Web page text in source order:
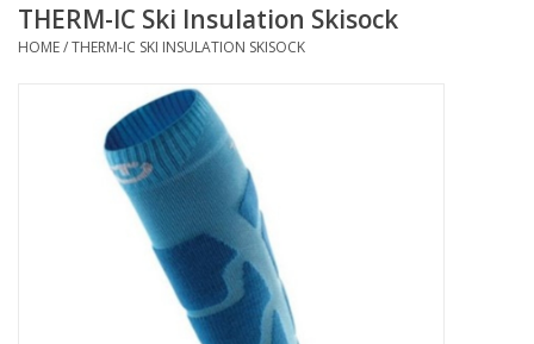
Bagage
THERM-IC Ski Insulation Skisock
HOME/THERM-IC SKI INSULATION SKISOCK